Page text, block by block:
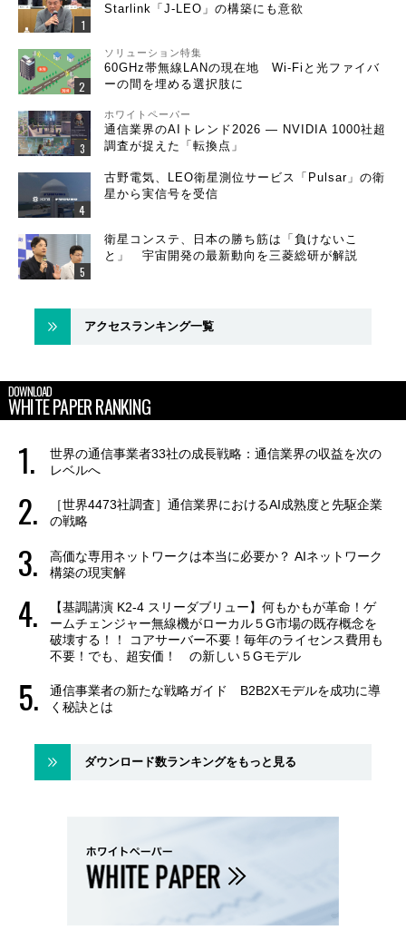
Starlink「J-LEO」の構築にも意欲
ソリューション特集
60GHz帯無線LANの現在地 Wi-Fiと光ファイバ
ーの間を埋める選択肢に
ホワイトペーパー
通信業界のAIトレンド2026 ― NVIDIA 1000社超
調査が捉えた「転換点」
古野電気、LEO衛星測位サービス「Pulsar」の衛
星から実信号を受信
衛星コンステ、日本の勝ち筋は「負けないこ
と」 宇宙開発の最新動向を三菱総研が解説
アクセスランキング一覧
DOWNLOAD
WHITE PAPER RANKING
世界の通信事業者33社の成長戦略：通信業界の収益を次の
レベルへ
［世界4473社調査］通信業界におけるAI成熟度と先駆企業
の戦略
高価な専用ネットワークは本当に必要か？ AIネットワーク
構築の現実解
【基調講演 K2-4 スリーダブリュー】何もかもが革命！ゲ
ームチェンジャー無線機がローカル５G市場の既存概念を
破壊する！！ コアサーバー不要！毎年のライセンス費用も
不要！でも、超安価！ の新しい５Gモデル
通信事業者の新たな戦略ガイド B2B2Xモデルを成功に導
く秘訣とは
ダウンロード数ランキングをもっと見る